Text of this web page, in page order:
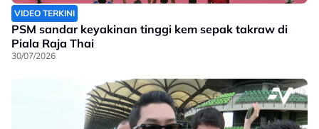
VIDEO TERKINI
PSM sandar keyakinan tinggi kem sepak takraw di
Piala Raja Thai
30/07/2026